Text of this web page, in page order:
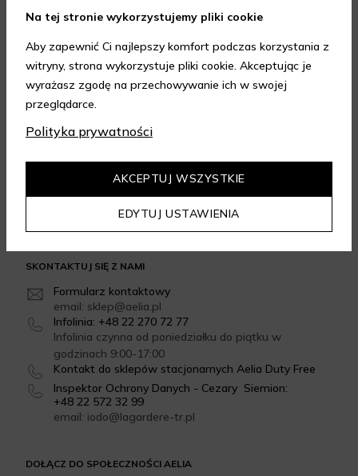
DOŁĄCZ DO SPOŁECZNOŚCI AELIA
SKONTAKTUJ SIĘ Z NAMI
Formularz kontaktowy
email: sklep@aelia.pl
Infolinia: +48 22 270 72 77
Infolinia czynna od poniedziałku do piątku w
godzinach 9:00-17:00
Kontakt do sklepów stacjonarnych Aelia Duty Free
Inspektor Ochrony Danych - Cezary Siemion:
+48 22 572 32 99
email: iodo@lagardere-tr.pl
FORMY DOSTAWY
4.95/5.00
Dowiedz się więcej
Na tej stronie wykorzystujemy pliki cookie
Aby zapewnić Ci najlepszy komfort podczas korzystania z
witryny, strona wykorzystuje pliki cookie. Akceptując je
wyrażasz zgodę na przechowywanie ich w swojej
przeglądarce.
Polityka prywatności
EDYTUJ USTAWIENIA
AKCEPTUJ WSZYSTKIE